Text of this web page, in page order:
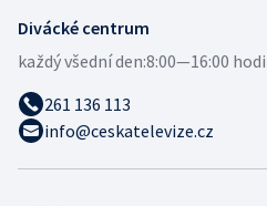
Divácké centrum
každý všední den:8:00—16:00
261 136 113
info@ceskatelevize.cz